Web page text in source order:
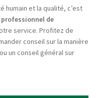
the
product
page
humain et la qualité, c’est
professionnel de
service. Profitez de
conseil sur la manière
un conseil général sur